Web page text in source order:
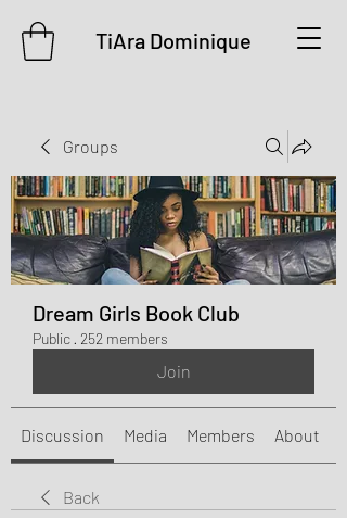
TiAra Dominique
Groups
Dream Girls Book Club
Public · 252 members
Join
Discussion Media Members About
Back